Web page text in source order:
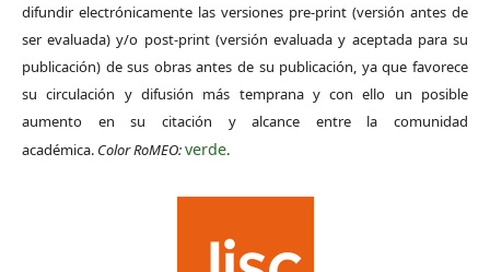
difundir electrónicamente las versiones pre-print (versión antes de
ser evaluada) y/o post-print (versión evaluada y aceptada para su
publicación) de sus obras antes de su publicación, ya que favorece
su circulación y difusión más temprana y con ello un posible
aumento en su citación y alcance entre la comunidad
académica. Color RoMEO:verde.